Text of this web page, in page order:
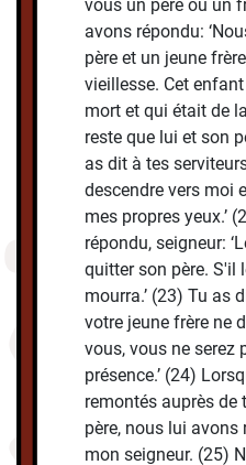
vous un père ou un
avons répondu:
père et un jeune
vieillesse. Cet
mort et qui était de
reste que lui et son
as dit à tes
descendre vers moi
mes propres yeux.’
répondu, seigneur:
quitter son père. S'il
mourra.’ (23) Tu as
votre jeune frère ne
vous, vous ne serez
présence.’ (24)
remontés auprès de
père, nous lui avons
mon seigneur. (25)